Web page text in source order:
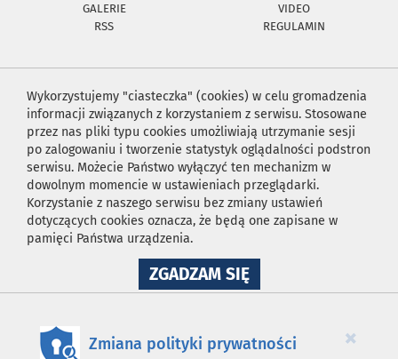
GALERIE
VIDEO
RSS
REGULAMIN
Wykorzystujemy "ciasteczka" (cookies) w celu gromadzenia
informacji związanych z korzystaniem z serwisu. Stosowane
przez nas pliki typu cookies umożliwiają utrzymanie sesji
po zalogowaniu i tworzenie statystyk oglądalności podstron
serwisu. Możecie Państwo wyłączyć ten mechanizm w
dowolnym momencie w ustawieniach przeglądarki.
Korzystanie z naszego serwisu bez zmiany ustawień
dotyczących cookies oznacza, że będą one zapisane w
pamięci Państwa urządzenia.
ZGADZAM SIĘNA
WYKORZYSTANIE
×
Zmiana polityki prywatności